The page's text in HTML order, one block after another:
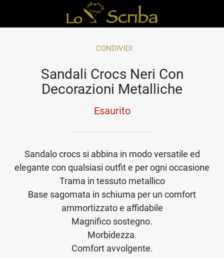
CONDIVIDI
Sandali Crocs Neri Con
Decorazioni Metalliche
Esaurito
Sandalo crocs si abbina in modo versatile ed
elegante con qualsiasi outfit e per ogni occasione
Trama in tessuto metallico
Base sagomata in schiuma per un comfort
ammortizzato e affidabile
Magnifico sostegno.
Morbidezza.
Comfort avvolgente.